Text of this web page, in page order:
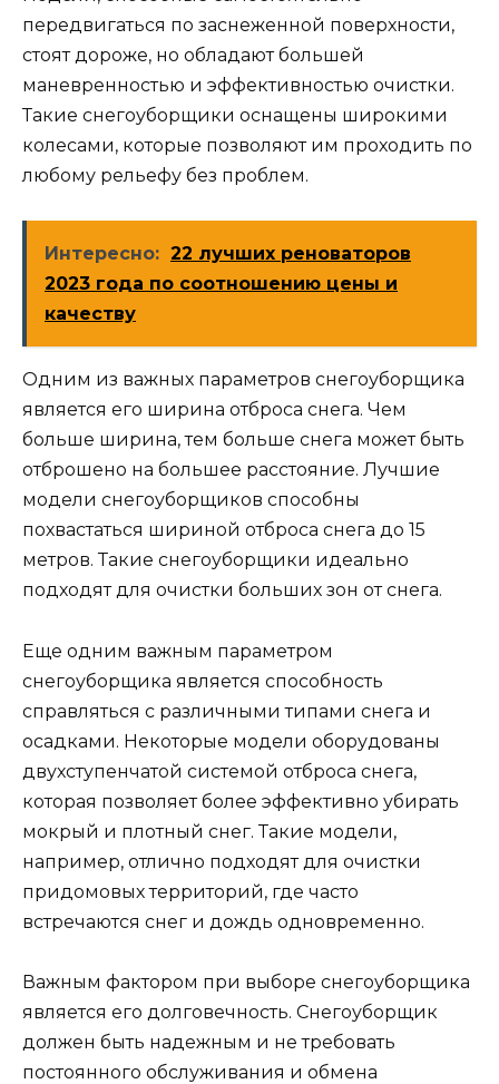
передвигаться по заснеженной поверхности,
стоят дороже, но обладают большей
маневренностью и эффективностью очистки.
Такие снегоуборщики оснащены широкими
колесами, которые позволяют им проходить по
любому рельефу без проблем.
Интересно: 22 лучших реноваторов
2023 года по соотношению цены и
качеству
Одним из важных параметров снегоуборщика
является его ширина отброса снега. Чем
больше ширина, тем больше снега может быть
отброшено на большее расстояние. Лучшие
модели снегоуборщиков способны
похвастаться шириной отброса снега до 15
метров. Такие снегоуборщики идеально
подходят для очистки больших зон от снега.
Еще одним важным параметром
снегоуборщика является способность
справляться с различными типами снега и
осадками. Некоторые модели оборудованы
двухступенчатой системой отброса снега,
которая позволяет более эффективно убирать
мокрый и плотный снег. Такие модели,
например, отлично подходят для очистки
придомовых территорий, где часто
встречаются снег и дождь одновременно.
Важным фактором при выборе снегоуборщика
является его долговечность. Снегоуборщик
должен быть надежным и не требовать
постоянного обслуживания и обмена